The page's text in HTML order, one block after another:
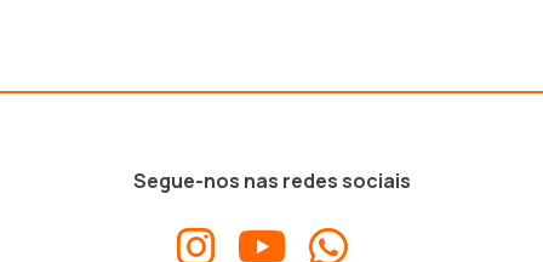
Segue-nos nas redes sociais